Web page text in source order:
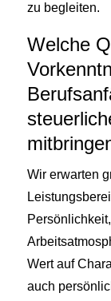
zu begleiten.
Welche
Wir erwarten
Wert auf
auch